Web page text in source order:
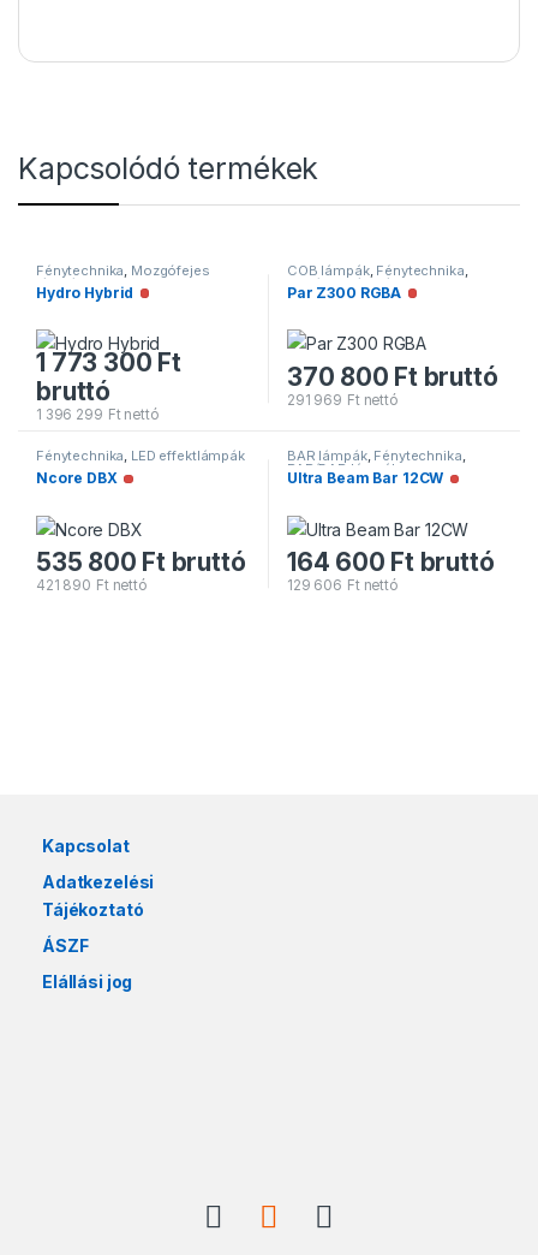
Kapcsolódó termékek
Fénytechnika, Mozgófejes
lámpák
Hydro Hybrid Nincs raktáron
1 773 300 Ft
bruttó
1 396 299 Ftnettó
COB lámpák, Fénytechnika,
PAR/BAR lámpák
Par Z300 RGBA Nincs raktáron
370 800 Ft bruttó
291 969 Ftnettó
Fénytechnika, LED effektlámpák
Ncore DBX Nincs raktáron
535 800 Ftbruttó
421 890 Ftnettó
BAR lámpák, Fénytechnika,
PAR/BAR lámpák
Ultra Beam Bar 12CW Nincs
164 600 Ftbruttó
129 606 Ftnettó
Kapcsolat
Adatkezelési
Tájékoztató
ÁSZF
Elállási jog